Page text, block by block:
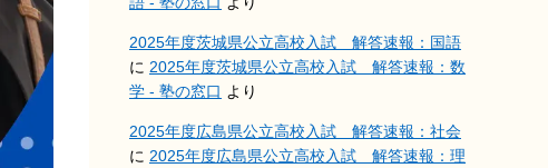
2025年度茨城県公立高校入試 解答速報：国語
に 2025年度茨城県公立高校入試 解答速報：数
学 - 塾の窓口 より
2025年度広島県公立高校入試 解答速報：社会
に 2025年度広島県公立高校入試 解答速報：理